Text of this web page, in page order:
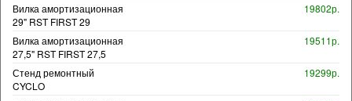
Вилка амортизационная
29" RST FIRST 29
19802р.
Вилка амортизационная
27,5" RST FIRST 27,5
19511р.
Стенд ремонтный
CYCLO
19299р.